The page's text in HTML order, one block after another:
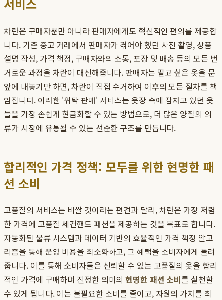
서비스
차란은 구매자뿐만 아니라 판매자에게도 혁신적인 편의를 제공합
니다. 기존 중고 거래에서 판매자가 겪어야 했던 사진 촬영, 상품
설명 작성, 가격 책정, 구매자와의 소통, 포장 및 배송 등의 모든 번
거로운 과정을 차란이 대신해줍니다. 판매자는 팔고 싶은 옷을 문
앞에 내놓기만 하면, 차란이 직접 수거하여 이후의 모든 절차를 책
임집니다. 이러한 '위탁 판매' 서비스는 옷장 속에 잠자고 있던 옷
들을 가장 손쉽게 현금화할 수 있는 방법으로, 더 많은 양질의 의
류가 시장에 유통될 수 있는 선순환 구조를 만듭니다.
합리적인 가격 정책: 모두를 위한 현명한 패
션 소비
고품질의 서비스는 비쌀 것이라는 편견과 달리, 차란은 가장 저렴
한 가격에 고품질 세컨핸드 패션을 제공하는 것을 목표로 합니다.
자동화된 물류 시스템과 데이터 기반의 효율적인 가격 책정 알고
리즘을 통해 운영 비용을 최소화하고, 그 혜택을 소비자에게 돌려
줍니다. 이를 통해 소비자들은 신뢰할 수 있는 고품질의 옷을 합리
적인 가격에 구매하며 진정한 의미의 현명한 패션 소비를 실천할
수 있게 됩니다. 이는 불필요한 소비를 줄이고, 자원의 가치를 최